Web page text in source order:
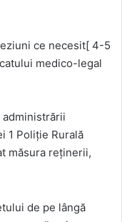
ce necesit[ 4-5
medico-legal
administrării
1 Poliție Rurală
măsura reținerii,
de pe lângă